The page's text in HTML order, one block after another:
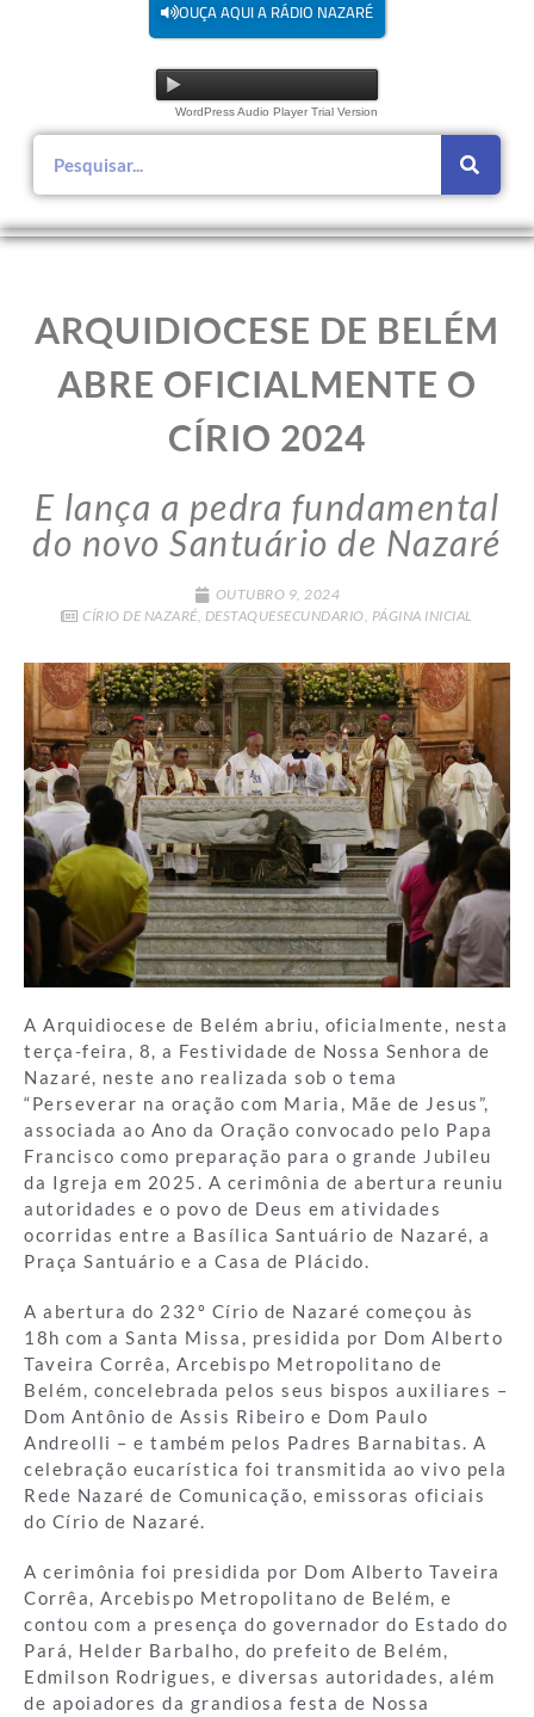
OUÇA AQUI A RÁDIO NAZARÉ
WordPress Audio Player Trial Version
ARQUIDIOCESE DE BELÉM
ABRE OFICIALMENTE O
CÍRIO 2024
E lança a pedra fundamental
do novo Santuário de Nazaré
OUTUBRO 9, 2024
CÍRIO DE NAZARÉ, DESTAQUESECUNDARIO, PÁGINA INICIAL
A Arquidiocese de Belém abriu, oficialmente, nesta
terça-feira, 8, a Festividade de Nossa Senhora de
Nazaré, neste ano realizada sob o tema
“Perseverar na oração com Maria, Mãe de Jesus”,
associada ao Ano da Oração convocado pelo Papa
Francisco como preparação para o grande Jubileu
da Igreja em 2025. A cerimônia de abertura reuniu
autoridades e o povo de Deus em atividades
ocorridas entre a Basílica Santuário de Nazaré, a
Praça Santuário e a Casa de Plácido.
A abertura do 232º Círio de Nazaré começou às
18h com a Santa Missa, presidida por Dom Alberto
Taveira Corrêa, Arcebispo Metropolitano de
Belém, concelebrada pelos seus bispos auxiliares –
Dom Antônio de Assis Ribeiro e Dom Paulo
Andreolli – e também pelos Padres Barnabitas. A
celebração eucarística foi transmitida ao vivo pela
Rede Nazaré de Comunicação, emissoras oficiais
do Círio de Nazaré.
A cerimônia foi presidida por Dom Alberto Taveira
Corrêa, Arcebispo Metropolitano de Belém, e
contou com a presença do governador do Estado do
Pará, Helder Barbalho, do prefeito de Belém,
Edmilson Rodrigues, e diversas autoridades, além
de apoiadores da grandiosa festa de Nossa